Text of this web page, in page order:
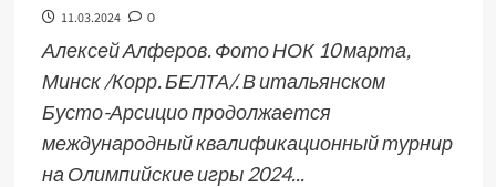
11.03.2024 0
Алексей Алферов. Фото НОК 10 марта,
Минск /Корр. БЕЛТА/. В итальянском
Бусто-Арсицио продолжается
международный квалификационный турнир
на Олимпийские игры 2024...